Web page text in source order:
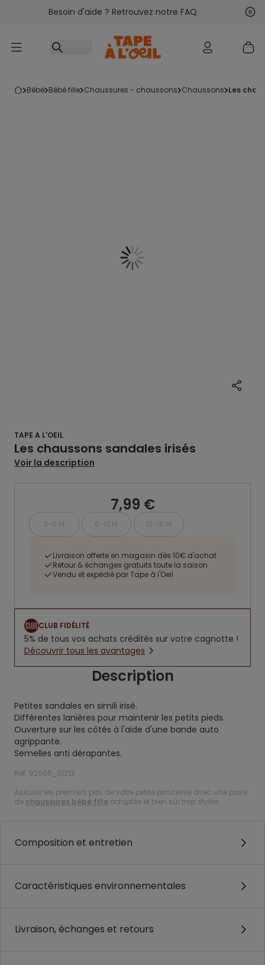
Accéder au contenu
Besoin d'aide ? Retrouvez notre FAQ
bébé bébé fille chaussures - chaussons chaussons les
TAPE A L'OEIL
Les chaussons sandales irisés
Voir la description
7,99 €
3-6 M 6-12 M 12-18 M
Livraison offerte en magasin dès 10€ d'achat
Retour & échanges gratuits toute la saison
Vendu et expédié par Tape à l'Oeil
CLUB FIDÉLITÉ
5% de tous vos achats crédités sur votre cagnotte !
Découvrir tous les avantages
Description
Petites sandales en simili irisé.
Différentes lanières pour maintenir les petits pieds.
Ouverture sur les côtés à l'aide d'une bande auto
agrippante.
Semelles anti dérapantes.
Ref. 92565_01213
Assurez les premiers pas de votre petite princesse avec une paire
de chaussures bébé fille adaptée et bien sûr trop stylée.
Composition et entretien
Caractéristiques environnementales
Livraison, échanges et retours